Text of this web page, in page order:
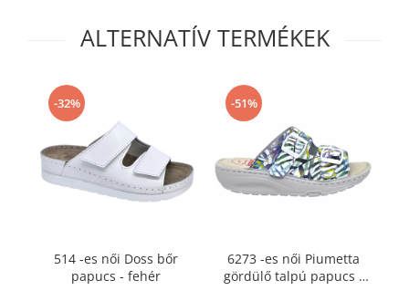
ALTERNATÍV TERMÉKEK
-32%
514 -es női Doss bőr
papucs - fehér
-51%
6273 -es női Piumetta
gördülő talpú papucs -